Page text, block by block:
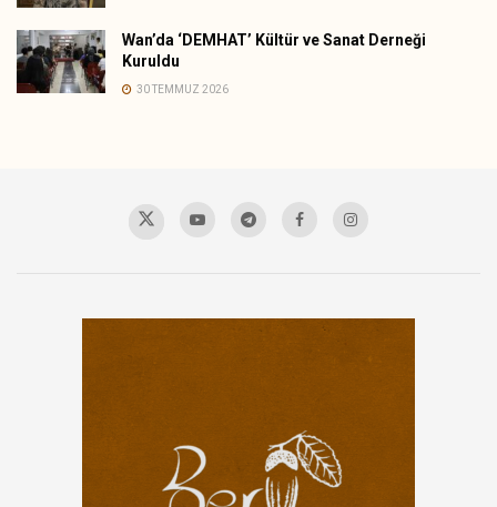
Wan’da ‘DEMHAT’ Kültür ve Sanat Derneği
Kuruldu
30 TEMMUZ 2026